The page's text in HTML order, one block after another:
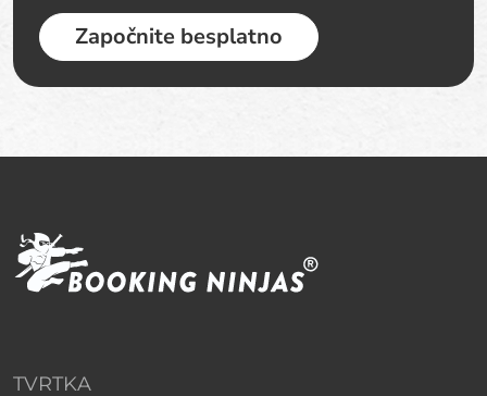
Započnite besplatno
TVRTKA